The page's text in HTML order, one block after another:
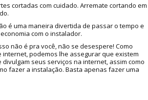
cortadas com cuidado. Arremate cortando em
é uma maneira divertida de passar o tempo e
com o instalador.
não é pra você, não se desespere! Como
internet, podemos lhe assegurar que existem
seus serviços na internet, assim como
fazer a instalação. Basta apenas fazer uma